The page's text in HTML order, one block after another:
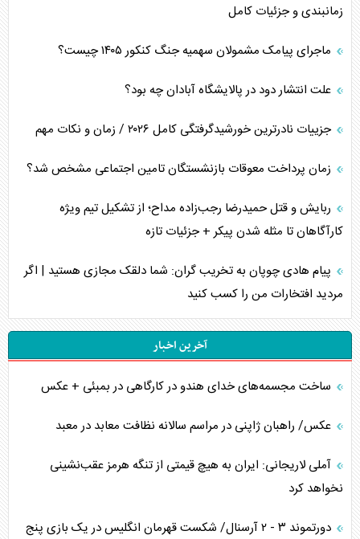
زمانبندی و جزئیات کامل
ماجرای پیامک مشمولان سهمیه جنگ کنکور ۱۴۰۵ چیست؟
علت انتشار دود در پالایشگاه آبادان چه بود؟
جزییات نادرترین خورشیدگرفتگی کامل ۲۰۲۶ / زمان و نکات مهم
زمان پرداخت معوقات بازنشستگان تامین اجتماعی مشخص شد؟
ربایش و قتل حمیدرضا رجب‌زاده مداح؛ از تشکیل تیم ویژه
کارآگاهان تا مثله شدن پیکر + جزئیات تازه
پیام هادی چوپان به تخریب گران: شما دلقک مجازی هستید | اگر
مردید افتخارات من را کسب کنید
آخرین اخبار
ساخت مجسمه‌های خدای هندو در کارگاهی در بمبئی + عکس
عکس/ راهبان ژاپنی در مراسم سالانه نظافت معابد در معبد
آملی لاریجانی: ایران به هیچ قیمتی از تنگه هرمز عقب‌نشینی
نخواهد کرد
دورتموند ۳ - ۲ آرسنال/ شکست قهرمان انگلیس در یک بازی پنج